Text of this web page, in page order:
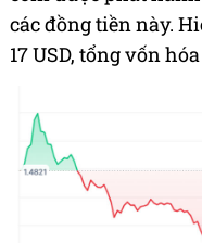
các đồng tiền này.
17 USD, tổng vốn